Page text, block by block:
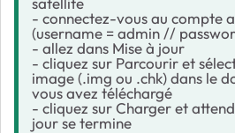
- connectez-vous au compte
(username = admin //
- allez dans Mise à jour
- cliquez sur Parcourir et
image (.img ou .chk) dans le
vous avez téléchargé
- cliquez sur Charger et
jour se termine